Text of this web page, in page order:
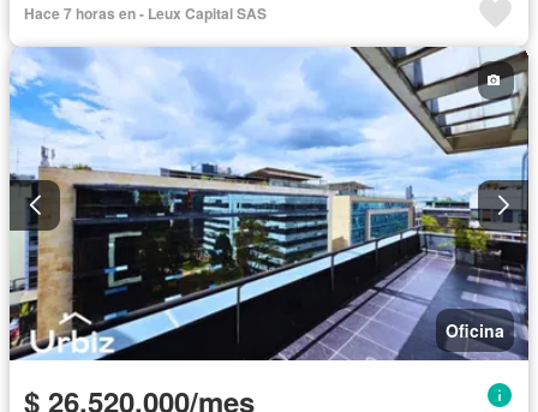
Hace 7 horas en - Leux Capital SAS
Oficina
$ 26.520.000/mes